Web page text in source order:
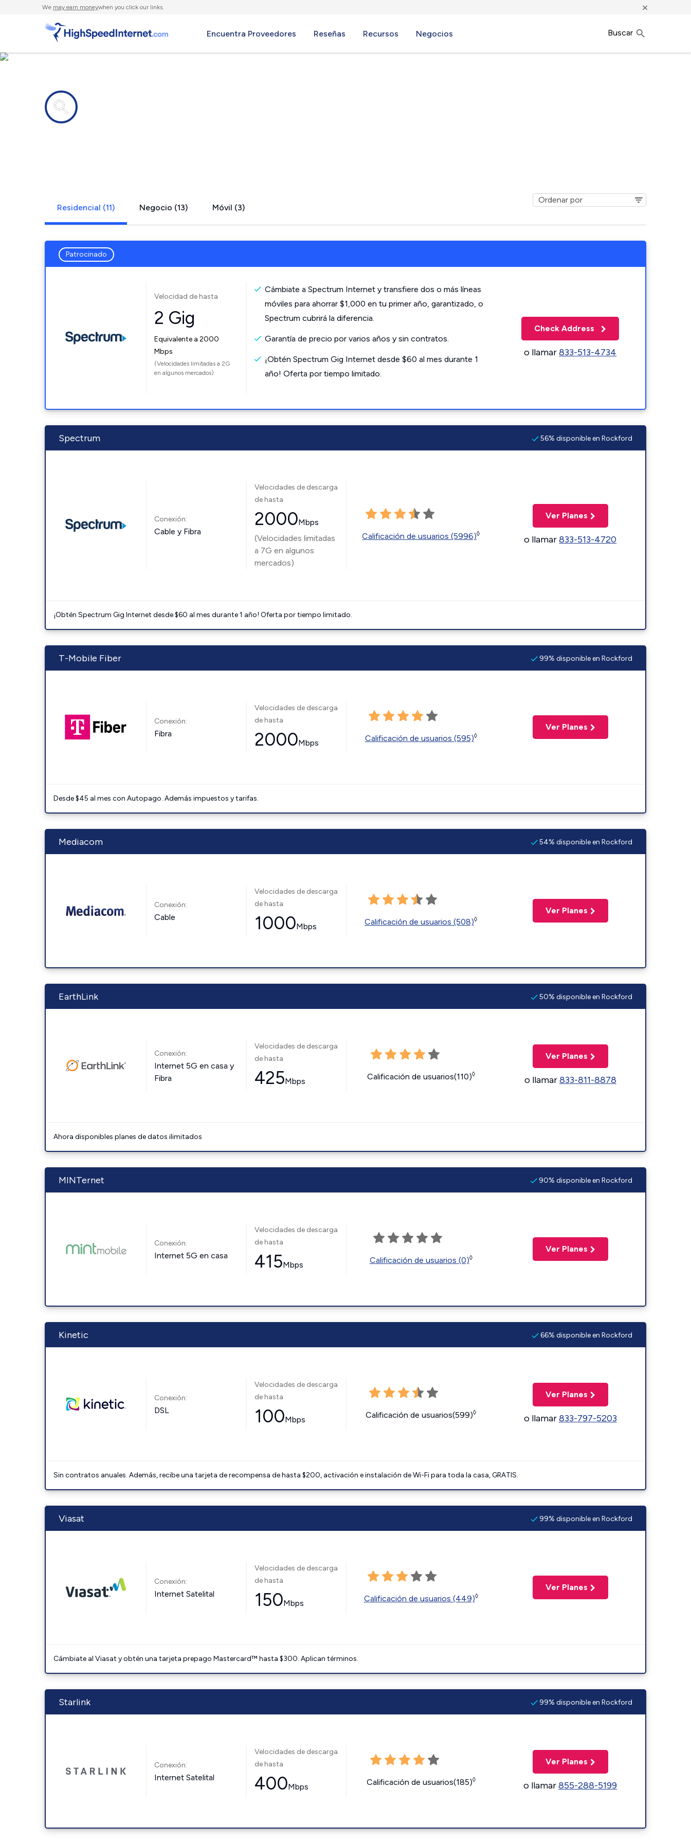
We may earn moneywhen you click our links. ×
Encuentra Proveedores Reseñas Recursos Negocios Buscar
Residencial (11) Negocio (13) Móvil (3)
Patrocinado
Velocidad de hasta
2 Gig
Equivalente a 2000
Mbps
(Velocidades limitadas a 2G
en algunos mercados)
Cámbiate a Spectrum Internet y transfiere dos o más líneas
móviles para ahorrar $1,000 en tu primer año, garantizado, o
Spectrum cubrirá la diferencia.
Garantía de precio por varios años y sin contratos.
¡Obtén Spectrum Gig Internet desde $60 al mes durante 1
año! Oferta por tiempo limitado.
Check Address
o llamar833-513-4734
Spectrum 56% disponible en Rockford
Conexión:
Cable y Fibra
Velocidades de descarga
de hasta
2000Mbps
(Velocidades limitadas
a 7G en algunos
mercados)
Calificación de usuarios (5996)◊
Ver Planes
o llamar833-513-4720
¡Obtén Spectrum Gig Internet desde $60 al mes durante 1 año! Oferta por tiempo limitado.
T-Mobile Fiber 99% disponible en Rockford
Conexión:
Fibra
Velocidades de descarga
de hasta
2000Mbps Calificación de usuarios (595)◊
Ver Planes
Desde $45 al mes con Autopago. Además impuestos y tarifas.
Mediacom 54% disponible en Rockford
Conexión:
Cable
Velocidades de descarga
de hasta
1000Mbps Calificación de usuarios (508)◊
Ver Planes
EarthLink 50% disponible en Rockford
Conexión:
Internet 5G en casa y
Fibra
Velocidades de descarga
de hasta
425Mbps Calificación de usuarios(110)◊
Ver Planes
o llamar833-811-8878
Ahora disponibles planes de datos ilimitados
MINTernet 90% disponible en Rockford
Conexión:
Internet 5G en casa
Velocidades de descarga
de hasta
415Mbps Calificación de usuarios (0)◊
Ver Planes
Kinetic 66% disponible en Rockford
Conexión:
DSL
Velocidades de descarga
de hasta
100Mbps Calificación de usuarios(599)◊
Ver Planes
o llamar833-797-5203
Sin contratos anuales. Además, recibe una tarjeta de recompensa de hasta $200, activación e instalación de Wi-Fi para toda la casa, GRATIS.
Viasat 99% disponible en Rockford
Conexión:
Internet Satelital
Velocidades de descarga
de hasta
150Mbps Calificación de usuarios (449)◊
Ver Planes
Cámbiate al Viasat y obtén una tarjeta prepago Mastercard™ hasta $300. Aplican términos.
Starlink 99% disponible en Rockford
Conexión:
Internet Satelital
Velocidades de descarga
de hasta
400Mbps Calificación de usuarios(185)◊
Ver Planes
o llamar855-288-5199